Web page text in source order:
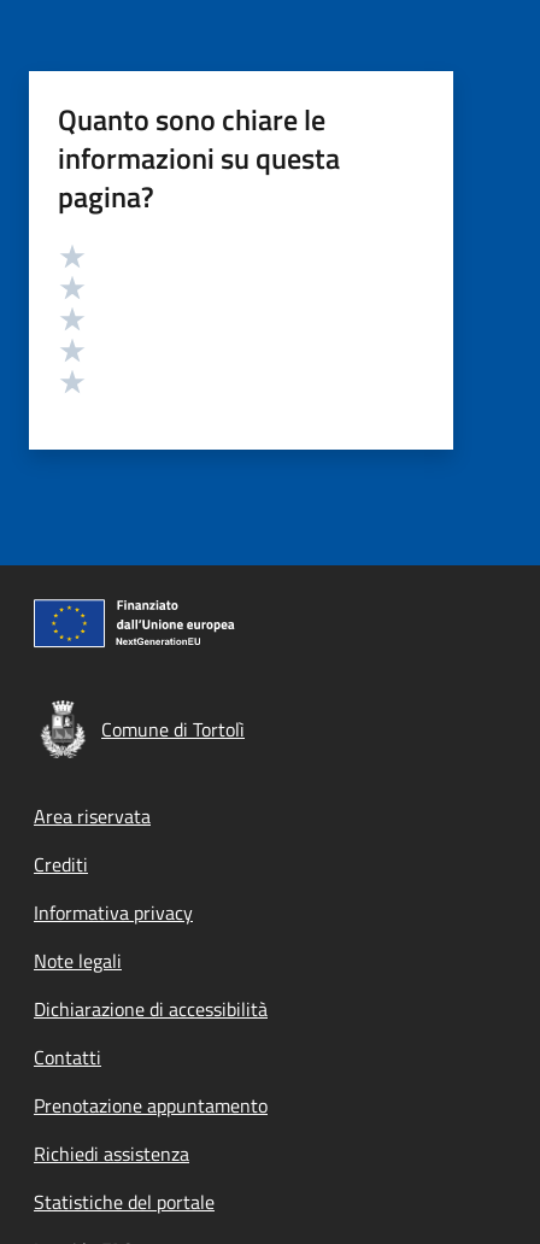
Quanto sono chiare le
informazioni su questa
pagina?
Valutazione
Comune di Tortolì
Footer menu
Area riservata
Crediti
Informativa privacy
Note legali
Dichiarazione di accessibilità
Contatti
Prenotazione appuntamento
Richiedi assistenza
Statistiche del portale